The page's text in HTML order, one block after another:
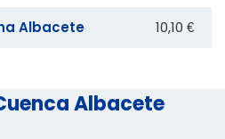
Albacete 10,10 €
Albacete